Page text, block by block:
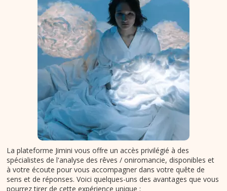
La plateforme Jimini vous offre un accès privilégié à des
spécialistes de l'analyse des rêves / oniromancie, disponibles et
à votre écoute pour vous accompagner dans votre quête de
sens et de réponses. Voici quelques-uns des avantages que vous
pourrez tirer de cette expérience unique :